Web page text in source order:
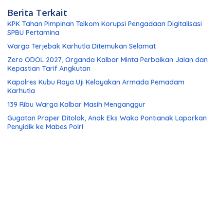
Berita Terkait
KPK Tahan Pimpinan Telkom Korupsi Pengadaan Digitalisasi
SPBU Pertamina
Warga Terjebak Karhutla Ditemukan Selamat
Zero ODOL 2027, Organda Kalbar Minta Perbaikan Jalan dan
Kepastian Tarif Angkutan
Kapolres Kubu Raya Uji Kelayakan Armada Pemadam
Karhutla
139 Ribu Warga Kalbar Masih Menganggur
Gugatan Praper Ditolak, Anak Eks Wako Pontianak Laporkan
Penyidik ke Mabes Polri